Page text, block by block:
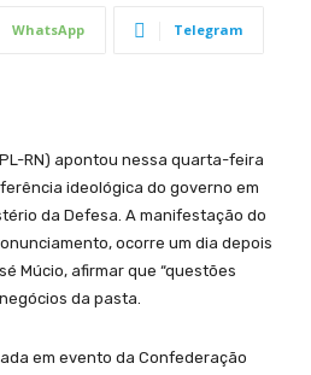
WhatsApp Telegram
RN) apontou nessa quarta-feira
ideológica do governo em
da Defesa. A manifestação do
ocorre um dia depois
Múcio, afirmar que “questões
da pasta.
em evento da Confederação